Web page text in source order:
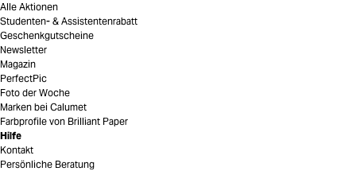
Alle Aktionen
Studenten- & Assistentenrabatt
Geschenkgutscheine
Newsletter
Magazin
PerfectPic
Foto der Woche
Marken bei Calumet
Farbprofile von Brilliant Paper
Hilfe
Kontakt
Persönliche Beratung